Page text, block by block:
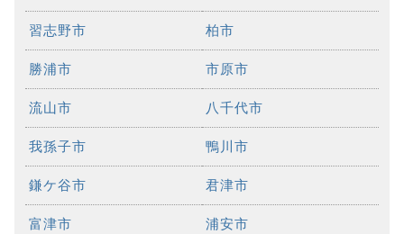
習志野市 柏市
勝浦市 市原市
流山市 八千代市
我孫子市 鴨川市
鎌ケ谷市 君津市
富津市 浦安市